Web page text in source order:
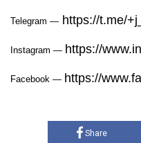
Telegram — https://t.me/
Instagram — https://
Facebook — https://
Share